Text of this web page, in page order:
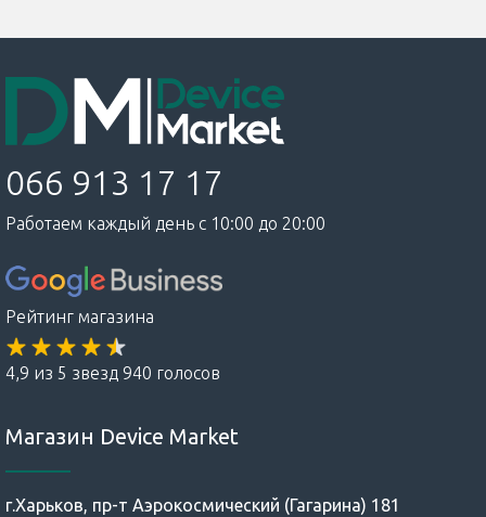
066 913 17 17
Работаем каждый день с 10:00 до 20:00
Рейтинг магазина
4,9 из 5 звезд 940 голосов
Магазин Device Market
г.Харьков, пр-т Аэрокосмический (Гагарина) 181